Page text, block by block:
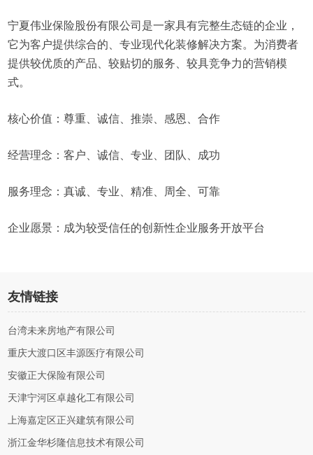
宁夏伟业保险股份有限公司是一家具有完整生态链的企业，
它为客户提供综合的、专业现代化装修解决方案。为消费者
提供较优质的产品、较贴切的服务、较具竞争力的营销模
式。
核心价值：尊重、诚信、推崇、感恩、合作
经营理念：客户、诚信、专业、团队、成功
服务理念：真诚、专业、精准、周全、可靠
企业愿景：成为较受信任的创新性企业服务开放平台
友情链接
台湾未来房地产有限公司
重庆大渡口区丰源医疗有限公司
安徽正大保险有限公司
天津宁河区卓越化工有限公司
上海嘉定区正兴建筑有限公司
浙江金华杉隆信息技术有限公司